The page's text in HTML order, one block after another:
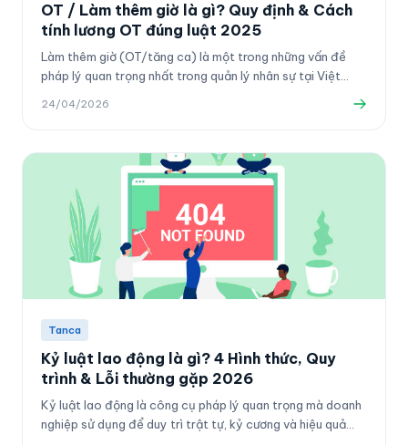
OT / Làm thêm giờ là gì? Quy định & Cách
tính lương OT đúng luật 2025
Làm thêm giờ (OT/tăng ca) là một trong những vấn đề
pháp lý quan trọng nhất trong quản lý nhân sự tại Việt
nhân viên làm thêm vượt giới hạn mà không biết rủi ro pháp
theo Bộ luật Lao động 2019, cách tính lương OT chính xác
và mức phạt vi phạm áp dụng từ 2022 đến nay.
24/04/2026
Tanca
Kỷ luật lao động là gì? 4 Hình thức, Quy
trình & Lỗi thường gặp 2026
Kỷ luật lao động là công cụ pháp lý quan trọng mà doanh
nghiệp sử dụng để duy trì trật tự, kỷ cương và hiệu quả